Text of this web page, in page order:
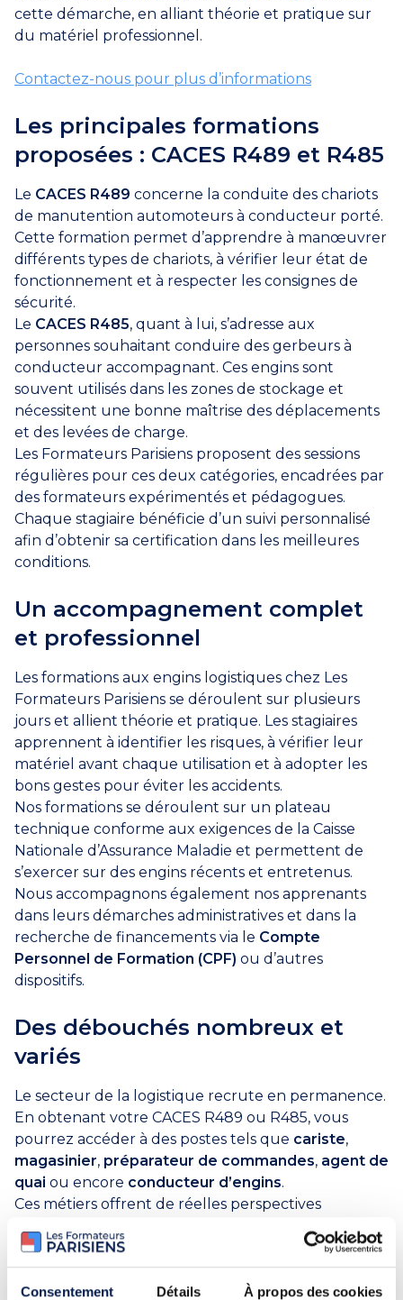
Consentement Détails À propos des cookies
cette démarche, en alliant théorie et pratique sur
du matériel professionnel.
Contactez-nous pour plus d’informations
Les principales formations
proposées : CACES R489 et R485
Le CACES R489 concerne la conduite des chariots
de manutention automoteurs à conducteur porté.
Cette formation permet d’apprendre à manœuvrer
différents types de chariots, à vérifier leur état de
fonctionnement et à respecter les consignes de
sécurité.
Le CACES R485, quant à lui, s’adresse aux
personnes souhaitant conduire des gerbeurs à
conducteur accompagnant. Ces engins sont
souvent utilisés dans les zones de stockage et
nécessitent une bonne maîtrise des déplacements
et des levées de charge.
Les Formateurs Parisiens proposent des sessions
régulières pour ces deux catégories, encadrées par
des formateurs expérimentés et pédagogues.
Chaque stagiaire bénéficie d’un suivi personnalisé
afin d’obtenir sa certification dans les meilleures
conditions.
Un accompagnement complet
et professionnel
Les formations aux engins logistiques chez Les
Formateurs Parisiens se déroulent sur plusieurs
jours et allient théorie et pratique. Les stagiaires
apprennent à identifier les risques, à vérifier leur
matériel avant chaque utilisation et à adopter les
bons gestes pour éviter les accidents.
Nos formations se déroulent sur un plateau
technique conforme aux exigences de la Caisse
Nationale d’Assurance Maladie et permettent de
s’exercer sur des engins récents et entretenus.
Nous accompagnons également nos apprenants
dans leurs démarches administratives et dans la
recherche de financements via le Compte
Personnel de Formation (CPF) ou d’autres
dispositifs.
Des débouchés nombreux et
variés
Le secteur de la logistique recrute en permanence.
En obtenant votre CACES R489 ou R485, vous
pourrez accéder à des postes tels que cariste,
magasinier, préparateur de commandes, agent de
quai ou encore conducteur d’engins.
Ces métiers offrent de réelles perspectives
d’équipe ou de responsable logistique. Se former
aux engins logistiques, c’est donc investir dans une
compétence durable et recherchée sur le marché